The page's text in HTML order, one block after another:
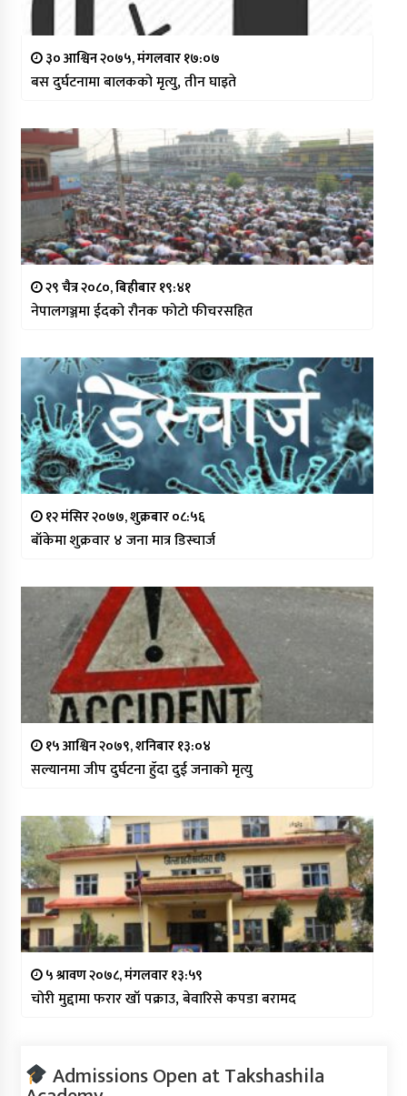
३० आश्विन २०७५, मंगलवार १७:०७
बस दुर्घटनामा बालकको मृत्यु, तीन घाइते
२९ चैत्र २०८०, बिहीबार १९:४१
नेपालगञ्जमा ईदको रौनक फोटो फीचरसहित
१२ मंसिर २०७७, शुक्रबार ०८:५६
बाँकेमा शुक्रवार ४ जना मात्र डिस्चार्ज
१५ आश्विन २०७९, शनिबार १३:०४
सल्यानमा जीप दुर्घटना हुँदा दुई जनाको मृत्यु
५ श्रावण २०७८, मंगलवार १३:५९
चोरी मुद्दामा फरार खाँ पक्राउ, बेवारिसे कपडा बरामद
Admissions Open at Takshashila